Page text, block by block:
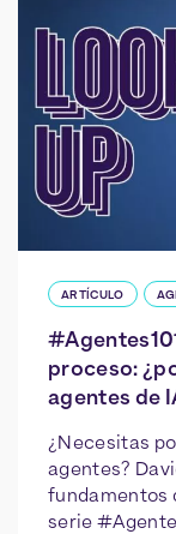
ARTÍCULO
proceso:
agentes de
¿Necesitas
agentes?
fundamentos
serie